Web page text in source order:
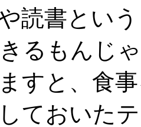
読書とい
るもんじ
すと、食
ておいた